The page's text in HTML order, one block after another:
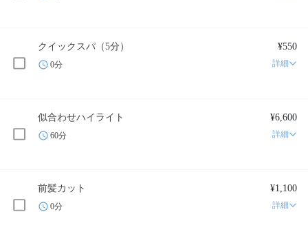
クイックスパ（5分） ¥550
0分 詳細
似合わせハイライト ¥6,600
60分 詳細
前髪カット ¥1,100
0分 詳細